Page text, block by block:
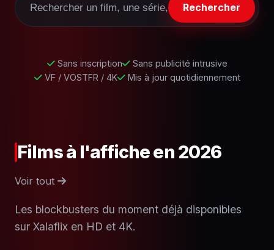
Rechercher
Sans inscription
Sans publicité intrusive
VF / VOSTFR / 4K
Mis à jour quotidiennement
Films à l'affiche en 2026
Voir tout
Les blockbusters du moment déjà disponibles
sur Xalaflix en HD et 4K.